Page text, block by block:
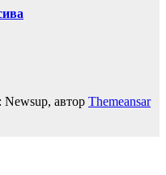
Newsup, автор Themeansar